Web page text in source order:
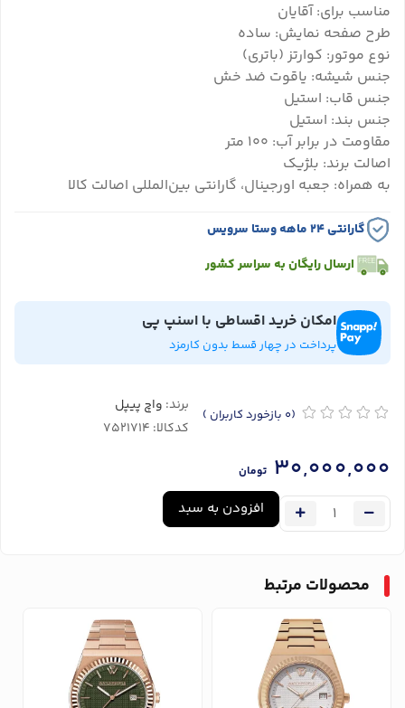
مناسب برای: آقایان
طرح صفحه نمایش: ساده
نوع موتور: کوارتز (باتری)
جنس شیشه: یاقوت ضد خش
جنس قاب: استیل
جنس بند: استیل
مقاومت در برابر آب: 100 متر
اصالت برند: بلژیک
به همراه: جعبه اورجینال، گارانتی بین‌المللی اصالت کالا
گارانتی ۲۴ ماهه وستا سرویس
ارسال رایگان به سراسر کشور
امکان خرید اقساطی با اسنپ پی
پرداخت در چهار قسط بدون کارمزد
(0 بازخورد کاربران ) برند: واچ پیپل
کدکالا:
30,000,000 تومان
افزودن به سبد
محصولات مرتبط